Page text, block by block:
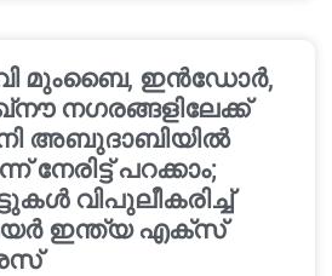
മുംബൈ, ഇൻഡോർ,
നഗരങ്ങളിലേക്ക്
അബുദാബിയിൽ
നേരിട്ട് പറക്കാം;
വിപുലീകരിച്ച്
ഇന്ത്യ എക്സ്